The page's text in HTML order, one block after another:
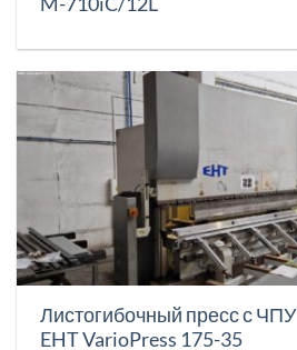
Листогибочный пресс с ЧПУ
EHT VarioPress 175-35